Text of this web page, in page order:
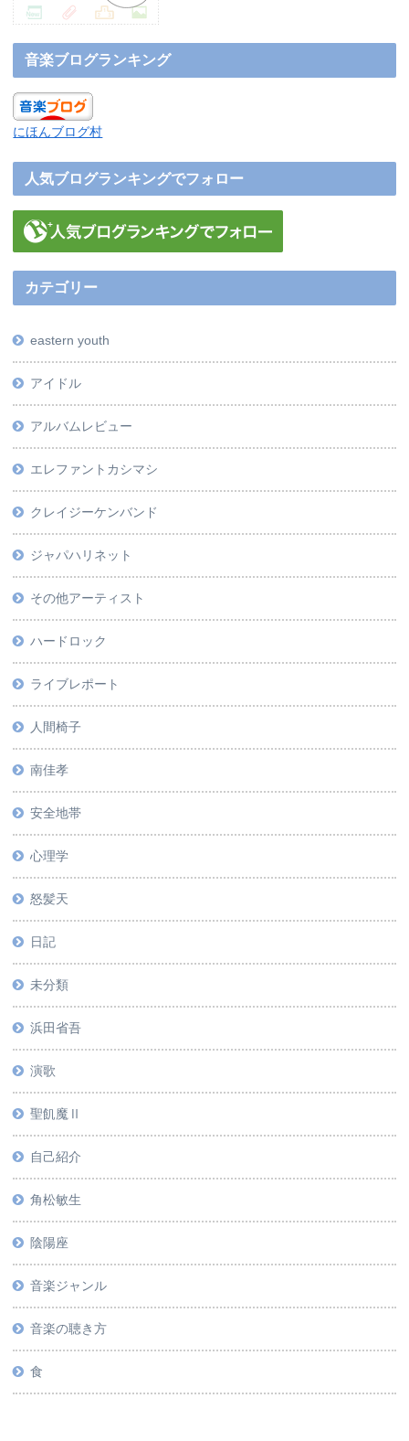
音楽ブログランキング
にほんブログ村
人気ブログランキングでフォロー
カテゴリー
eastern youth
アイドル
アルバムレビュー
エレファントカシマシ
クレイジーケンバンド
ジャパハリネット
その他アーティスト
ハードロック
ライブレポート
人間椅子
南佳孝
安全地帯
心理学
怒髪天
日記
未分類
浜田省吾
演歌
聖飢魔Ⅱ
自己紹介
角松敏生
陰陽座
音楽ジャンル
音楽の聴き方
食